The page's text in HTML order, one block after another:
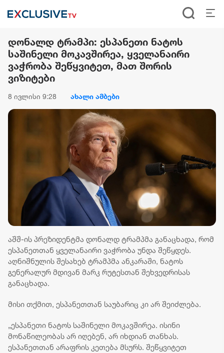
დონალდ ტრამპი: ესპანეთი ნატოს
საშინელი მოკავშირეა, ყველანაირი
ვაჭრობა შეწყვიტეთ, მათ შორის
ვიზიტები
8 ივლისი 9:28 ახალი ამბები
აშშ-ის პრეზიდენტმა დონალდ ტრამპმა განაცხადა, რომ
ესპანეთთან ყველანაირი ვაჭრობა უნდა შეწყდეს.
აღნიშნულის შესახებ ტრამპმა ანკარაში, ნატოს
გენერალურ მდივან მარკ რუტესთან შეხვედრისას
განაცხადა.
მისი თქმით, ესპანეთთან საუბარიც კი არ შეიძლება.
„ესპანეთი ნატოს საშინელი მოკავშირეა. ისინი
მონაწილეობას არ იღებენ, არ იხდიან თანხას.
ესპანეთთან არაფრის კეთება მსურს. შეწყვიტეთ